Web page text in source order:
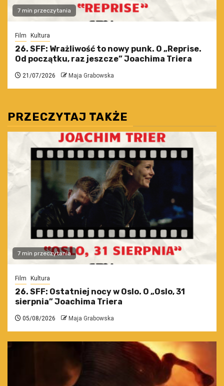
7 min przeczytania
Film Kultura
26. SFF: Wrażliwość to nowy punk. O „Reprise.
Od początku, raz jeszcze” Joachima Triera
21/07/2026 Maja Grabowska
PRZECZYTAJ TAKŻE
7 min przeczytania
Film Kultura
26. SFF: Ostatniej nocy w Oslo. O „Oslo, 31
sierpnia” Joachima Triera
05/08/2026 Maja Grabowska